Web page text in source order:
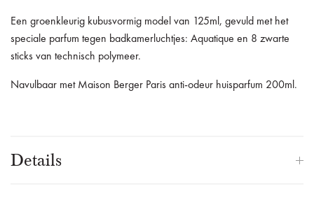
Een groenkleurig kubusvormig model van 125ml, gevuld met het
speciale parfum tegen badkamerluchtjes: Aquatique en 8 zwarte
sticks van technisch polymeer.
Navulbaar met Maison Berger Paris anti-odeur huisparfum 200ml.
Details